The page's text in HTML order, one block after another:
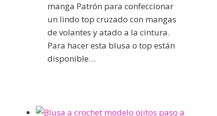
manga Patrón para confeccionar
un lindo top cruzado con mangas
de volantes y atado a la cintura.
Para hacer esta blusa o top están
disponible…